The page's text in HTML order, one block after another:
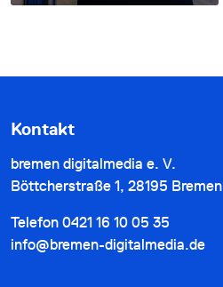
Kontakt
bremen digitalmedia e. V.
Böttcherstraße 1, 28195 Bremen
Telefon 0421 16 10 05 35
info@bremen-digitalmedia.de